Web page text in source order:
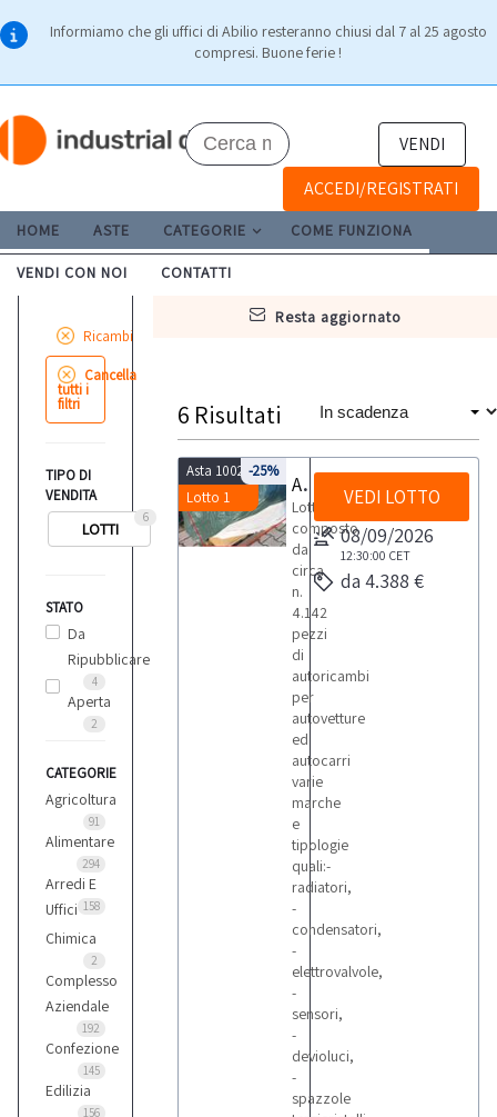
Informiamo che gli uffici di Abilio resteranno chiusi dal 7 al 25 agosto
compresi. Buone ferie !
VENDI
ACCEDI/REGISTRATI
HOME ASTE CATEGORIE COME FUNZIONA
VENDI CON NOI CONTATTI
resta aggiornato
Ricambi
Cancella
tutti i
filtri
TIPO DI
VENDITA
6
LOTTI
STATO
Da
Ripubblicare
4
Aperta
2
CATEGORIE
Agricoltura
91
Alimentare
294
Arredi E
Uffici 158
Chimica
2
Complesso
Aziendale
192
Confezione
145
Edilizia
156
6 Risultati
Asta 10021
Lotto 1
-25%
Autoricambi
Lotto
composto
da
circa
n.
4.142
pezzi
di
autoricambi
per
autovetture
ed
autocarri
varie
marche
e
tipologie
quali:-
radiatori,
-
condensatori,
-
elettrovalvole,
-
sensori,
-
devioluci,
-
spazzole
VEDI LOTTO
08/09/2026
12:30:00 CET
da 4.388 €